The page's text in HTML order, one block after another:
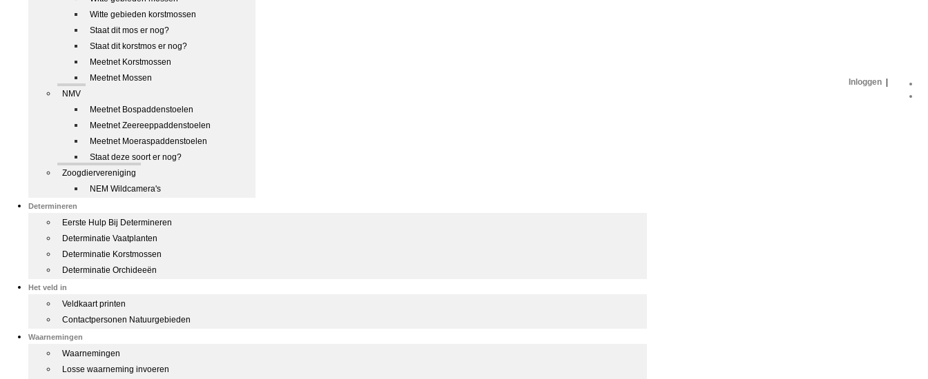
Witte gebieden korstmossen
Staat dit mos er nog?
Staat dit korstmos er nog?
Meetnet Korstmossen
Meetnet Mossen
NMV
Meetnet Bospaddenstoelen
Meetnet Zeereeppaddenstoelen
Meetnet Moeraspaddenstoelen
Staat deze soort er nog?
Zoogdiervereniging
NEM Wildcamera's
Determineren
Eerste Hulp Bij Determineren
Determinatie Vaatplanten
Determinatie Korstmossen
Determinatie Orchideeën
Het veld in
Veldkaart printen
Contactpersonen Natuurgebieden
Waarnemingen
Waarnemingen
Losse waarneming invoeren
Inloggen